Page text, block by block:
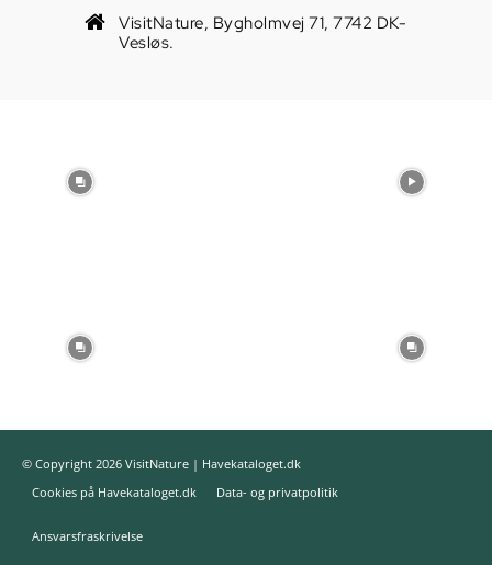
VisitNature, Bygholmvej 71, 7742 DK-
Vesløs.
© Copyright 2026 VisitNature | Havekataloget.dk
Cookies på Havekataloget.dk
Data- og privatpolitik
Ansvarsfraskrivelse